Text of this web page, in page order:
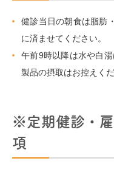
健診当日の朝食は脂肪
に済ませてください。
午前9時以降は水や白
製品の摂取はお控えくだ
※定期健診・
項